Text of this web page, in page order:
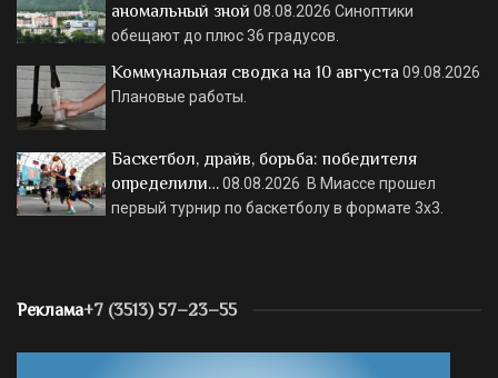
аномальный зной 08.08.2026 Синоптики
обещают до плюс 36 градусов.
Коммунальная сводка на 10 августа 09.08.2026
Плановые работы.
Баскетбол, драйв, борьба: победителя
определили…08.08.2026 В Миассе прошел
первый турнир по баскетболу в формате 3х3.
Реклама+7 (3513) 57–23–55